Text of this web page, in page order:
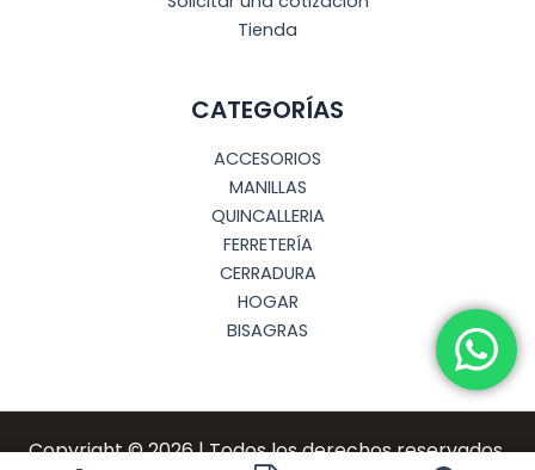
Tienda
CATEGORÍAS
ACCESORIOS
MANILLAS
QUINCALLERIA
FERRETERÍA
CERRADURA
HOGAR
BISAGRAS
Copyright © 2026 | Todos los derechos reservados.